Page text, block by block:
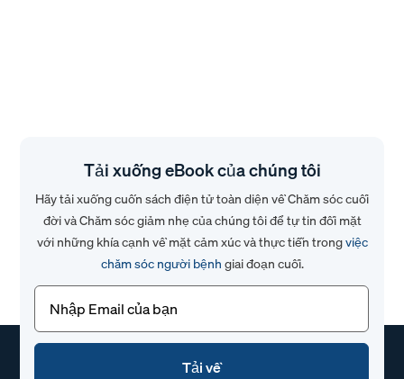
Tải xuống eBook của chúng tôi
Hãy tải xuống cuốn sách điện tử toàn diện về Chăm sóc cuối
đời và Chăm sóc giảm nhẹ của chúng tôi để tự tin đối mặt
với những khía cạnh về mặt cảm xúc và thực tiễn trongviệc
chăm sóc người bệnh giai đoạn cuối.
Email
(Bắt
buộc)